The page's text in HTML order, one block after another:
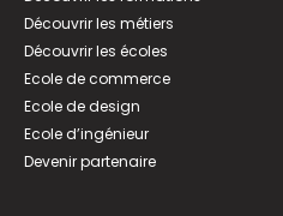
Découvrir les métiers
Découvrir les écoles
Ecole de commerce
Ecole de design
Ecole d’ingénieur
Devenir partenaire